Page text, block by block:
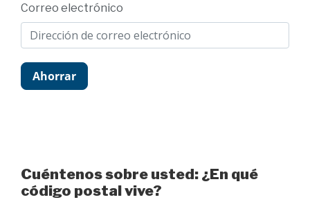
Correo electrónico
Cuéntenos sobre usted: ¿En qué
código postal vive?